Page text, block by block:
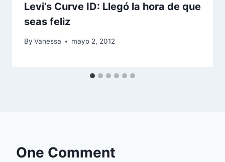
Levi’s Curve ID: Llegó la hora de que
seas feliz
By Vanessa mayo 2, 2012
One Comment